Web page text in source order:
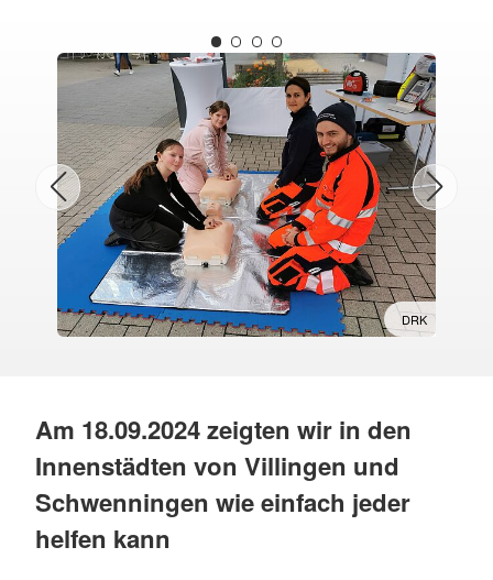
DRK
Am 18.09.2024 zeigten wir in den
Innenstädten von Villingen und
Schwenningen wie einfach jeder
helfen kann